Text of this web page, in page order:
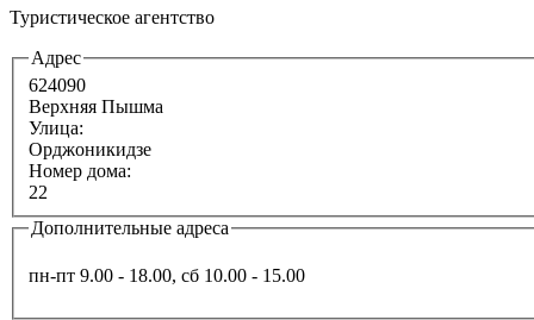
Туристическое агентство
Адрес
624090
Верхняя Пышма
Улица:
Орджоникидзе
Номер дома:
22
Дополнительные адреса
пн-пт 9.00 - 18.00, сб 10.00 - 15.00